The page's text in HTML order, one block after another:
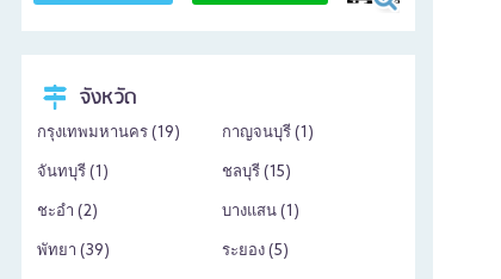
จังหวัด
กรุงเทพมหานคร (19) กาญจนบุรี (1 )
จันทบุรี (1 ) ชลบุรี (15)
ชะอำ (2) บางแสน (1 )
พัทยา (39) ระยอง (5)